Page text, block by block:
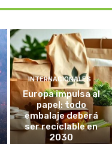
INTERNACIONALES
Europa impulsa al
papel: todo
embalaje deberá
ser reciclable en
2030